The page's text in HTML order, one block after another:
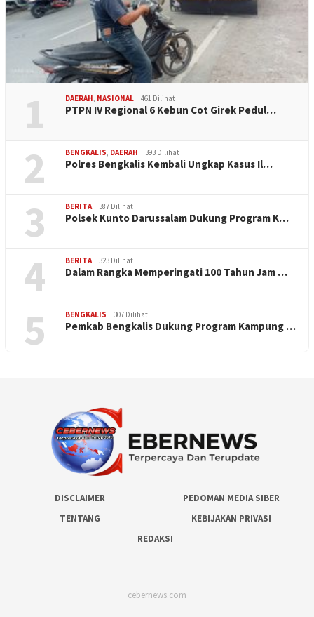
1 DAERAH NASIONAL 461 Dilihat
PTPN IV Regional 6 Kebun Cot Girek Pedul…
2 BENGKALIS DAERAH 393 Dilihat
Polres Bengkalis Kembali Ungkap Kasus Il…
3 BERITA 387 Dilihat
Polsek Kunto Darussalam Dukung Program K…
4 BERITA 323 Dilihat
Dalam Rangka Memperingati 100 Tahun Jam …
5 BENGKALIS 307 Dilihat
Pemkab Bengkalis Dukung Program Kampung …
DISCLAIMER
PEDOMAN MEDIA SIBER
TENTANG
KEBIJAKAN PRIVASI
REDAKSI
cebernews.com